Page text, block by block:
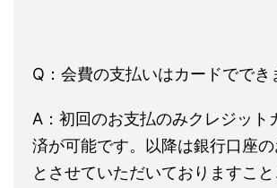
Q：会費の支払いはカードででき
A：初回のお支払のみクレジット
済が可能です。以降は銀行口座
とさせていただいておりますこ